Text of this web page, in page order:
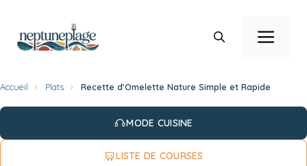
contenu
Accueil › Plats › Recette d’Omelette Nature Simple et Rapide
MODE CUISINE
LISTE DE COURSES